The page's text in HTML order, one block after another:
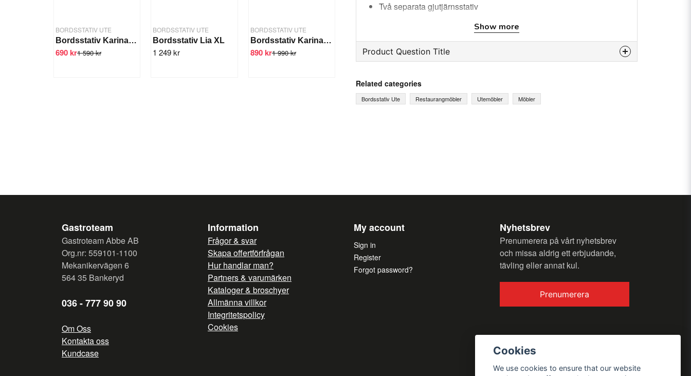
BORDSSTATIV UTE
Bordsstativ Karina 1-pelare
1 590 kr
690 kr
BORDSSTATIV UTE
Bordsstativ Lia XL
1 249 kr
BORDSSTATIV UTE
Bordsstativ Karina 2-pelare
1 990 kr
890 kr
Två separata gjutjärnsstativ
För bordskivor med max mått 180x90 cm
Kan användas både inom- och utomhus
Specifikation:
Mått (höjd): 72 cm
Mått (fotplatta): 56x108 cm
Show more
Product Question Title
Ask us something about this product...
Related categories
Bordsstativ Ute Restaurangmöbler Utemöbler Möbler
Gastroteam
Gastroteam Abbe AB
Org.nr: 559101-1100
Mekanikervägen 6
564 35 Bankeryd
036 - 777 90 90
Om Oss
Kontakta oss
Kundcase
Information
Frågor & svar
Skapa offertförfrågan
Hur handlar man?
Partners & varumärken
Kataloger & broschyer
Allmänna villkor
Integritetspolicy
Cookies
My account
Sign in
Register
Forgot password?
Nyhetsbrev
Prenumerera på vårt nyhetsbrev
och missa aldrig ett erbjudande,
tävling eller annat kul.
Prenumerera
Cookies
We use cookies to ensure that our website